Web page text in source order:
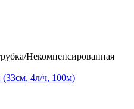
Некомпенсированная
4л/ч, 100м)